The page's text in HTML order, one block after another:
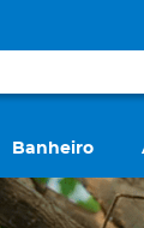
Banheiro